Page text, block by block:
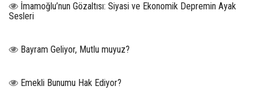
İmamoğlu’nun Gözaltısı: Siyasi ve Ekonomik Depremin Ayak
Sesleri
Bayram Geliyor, Mutlu muyuz?
Emekli Bunumu Hak Ediyor?